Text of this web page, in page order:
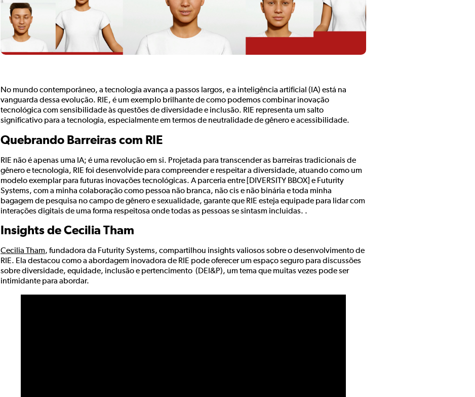
No mundo contemporâneo, a tecnologia avança a passos largos, e a inteligência artificial (IA) está na
vanguarda dessa evolução. RIE, é um exemplo brilhante de como podemos combinar inovação
tecnológica com sensibilidade às questões de diversidade e inclusão. RIE representa um salto
significativo para a tecnologia, especialmente em termos de neutralidade de gênero e acessibilidade.
Quebrando Barreiras com RIE
RIE não é apenas uma IA; é uma revolução em si. Projetada para transcender as barreiras tradicionais de
gênero e tecnologia, RIE foi desenvolvide para compreender e respeitar a diversidade, atuando como um
modelo exemplar para futuras inovações tecnológicas. A parceria entre [DIVERSITY BBOX] e Futurity
Systems, com a minha colaboração como pessoa não branca, não cis e não binária e toda minha
bagagem de pesquisa no campo de gênero e sexualidade, garante que RIE esteja equipade para lidar com
interações digitais de uma forma respeitosa onde todas as pessoas se sintasm incluidas. .
Insights de Cecilia Tham
Cecilia Tham, fundadora da Futurity Systems, compartilhou insights valiosos sobre o desenvolvimento de
RIE. Ela destacou como a abordagem inovadora de RIE pode oferecer um espaço seguro para discussões
sobre diversidade, equidade, inclusão e pertencimento (DEI&P), um tema que muitas vezes pode ser
intimidante para abordar.